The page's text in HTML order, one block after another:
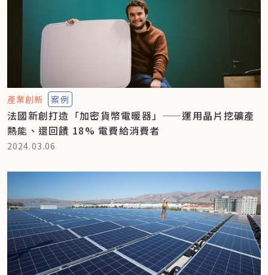
產業創新 案例
法國新創打造「加密貨幣電暖器」——運用晶片挖礦產
熱能、還回饋 18% 電費給消費者
2024.03.06